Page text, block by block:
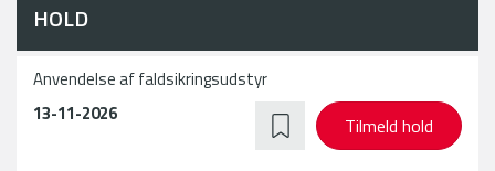
HOLD
13-11-2026
Anvendelse af faldsikringsudstyr
Tilmeld hold